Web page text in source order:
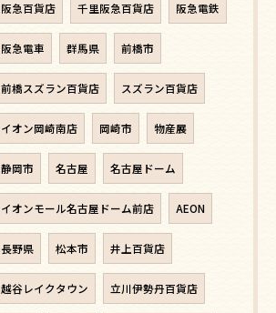
阪急百貨店 千里阪急百貨店 阪急電鉄
阪急電車 群馬県 前橋市
前橋スズラン百貨店 スズラン百貨店
イオン岡崎南店 岡崎市 物産展
静岡市 名古屋 名古屋ドーム
イオンモール名古屋ドーム前店 AEON
長野県 松本市 井上百貨店
越谷レイクタウン 立川伊勢丹百貨店